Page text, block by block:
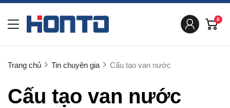
0
Trang chủ Tin chuyên gia Cấu tạo van nước
Cấu tạo van nước